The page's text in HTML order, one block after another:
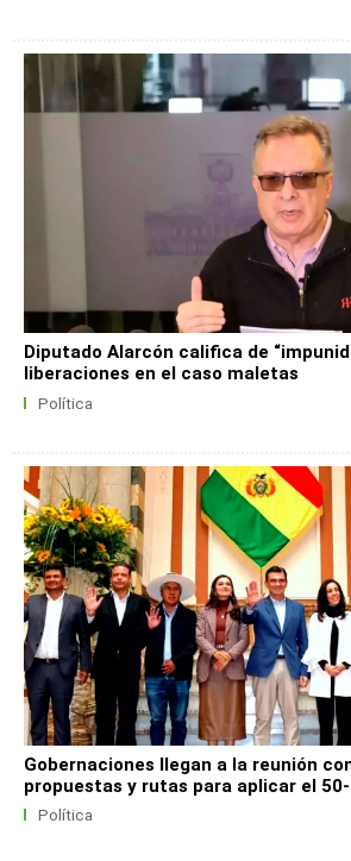
Diputado Alarcón califica de
liberaciones en el caso maletas
Política
Gobernaciones llegan a la reunión
propuestas y rutas para aplicar el
Política